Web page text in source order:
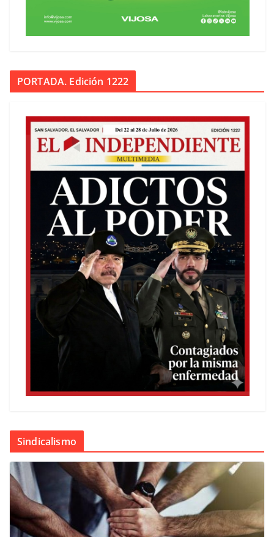
PORTADA. Edición 1222
Sindicalismo